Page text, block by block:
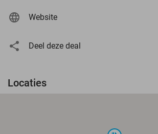
Website
Deel deze deal
Locaties